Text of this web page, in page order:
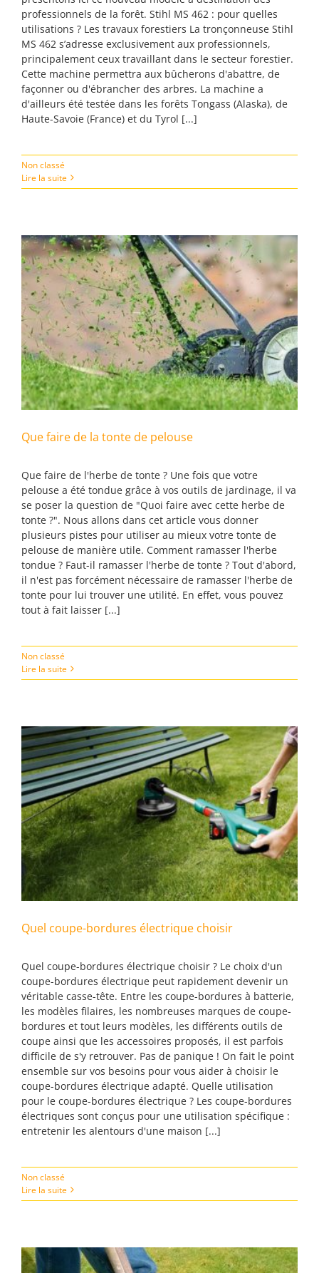
professionnels de la forêt. Stihl MS 462 : pour quelles
utilisations ? Les travaux forestiers La tronçonneuse Stihl
MS 462 s’adresse exclusivement aux professionnels,
principalement ceux travaillant dans le secteur forestier.
Cette machine permettra aux bûcherons d'abattre, de
façonner ou d'ébrancher des arbres. La machine a
d'ailleurs été testée dans les forêts Tongass (Alaska), de
Haute-Savoie (France) et du Tyrol [...]
Non classé
Lire la suite
Que faire de la tonte de pelouse
Que faire de l'herbe de tonte ? Une fois que votre
pelouse a été tondue grâce à vos outils de jardinage, il va
se poser la question de "Quoi faire avec cette herbe de
tonte ?". Nous allons dans cet article vous donner
plusieurs pistes pour utiliser au mieux votre tonte de
pelouse de manière utile. Comment ramasser l'herbe
tondue ? Faut-il ramasser l'herbe de tonte ? Tout d'abord,
il n'est pas forcément nécessaire de ramasser l'herbe de
tonte pour lui trouver une utilité. En effet, vous pouvez
tout à fait laisser [...]
Non classé
Lire la suite
Quel coupe-bordures électrique choisir
Quel coupe-bordures électrique choisir ? Le choix d'un
coupe-bordures électrique peut rapidement devenir un
véritable casse-tête. Entre les coupe-bordures à batterie,
les modèles filaires, les nombreuses marques de coupe-
bordures et tout leurs modèles, les différents outils de
coupe ainsi que les accessoires proposés, il est parfois
difficile de s'y retrouver. Pas de panique ! On fait le point
ensemble sur vos besoins pour vous aider à choisir le
coupe-bordures électrique adapté. Quelle utilisation
pour le coupe-bordures électrique ? Les coupe-bordures
électriques sont conçus pour une utilisation spécifique :
entretenir les alentours d'une maison [...]
Non classé
Lire la suite